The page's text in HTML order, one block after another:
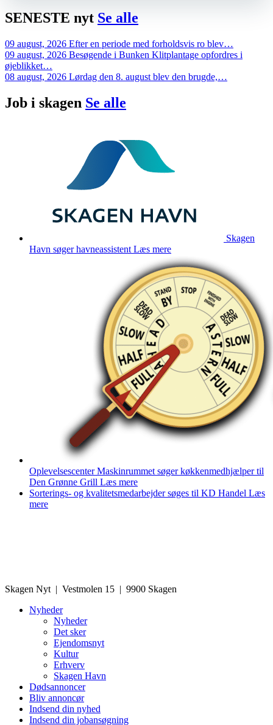
SENESTE nyt Se alle
09 august, 2026 Efter en periode med forholdsvis ro blev…
09 august, 2026 Besøgende i Bunken Klitplantage opfordres i
øjeblikket…
08 august, 2026 Lørdag den 8. august blev den brugde,…
Job i skagen Se alle
Skagen
Havn søger havneassistent Læs mere
Oplevelsescenter Maskinrummet søger køkkenmedhjælper til
Den Grønne Grill Læs mere
Sorterings- og kvalitetsmedarbejder søges til KD Handel Læs
mere
Skagen Nyt | Vestmolen 15 | 9900 Skagen
Nyheder
Nyheder
Det sker
Ejendomsnyt
Kultur
Erhverv
Skagen Havn
Dødsannoncer
Bliv annoncør
Indsend din nyhed
Indsend din jobansøgning